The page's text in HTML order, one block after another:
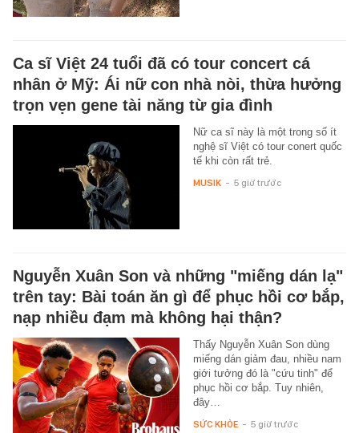
Ca sĩ Việt 24 tuổi đã có tour concert cá
nhân ở Mỹ: Ái nữ con nhà nòi, thừa hưởng
trọn vẹn gene tài năng từ gia đình
Nữ ca sĩ này là một trong số ít
nghệ sĩ Việt có tour conert quốc
tế khi còn rất trẻ.
MUSIK - 5 giờ trước
Nguyễn Xuân Son và những "miếng dán lạ"
trên tay: Bài toán ăn gì để phục hồi cơ bắp,
nạp nhiều đạm mà không hại thận?
Thấy Nguyễn Xuân Son dùng
miếng dán giảm đau, nhiều nam
giới tưởng đó là "cứu tinh" để
phục hồi cơ bắp. Tuy nhiên,
đây…
SỨC KHỎE - 5 giờ trước